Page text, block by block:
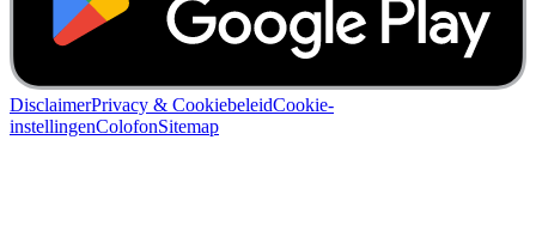
DisclaimerPrivacy & CookiebeleidCookie-
instellingenColofonSitemap